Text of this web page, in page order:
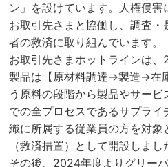
ン」を設けています。人権侵害
お取引先さまと協働し、調査
者の救済に取り組んでいます。
お取引先さまホットラインは
製品は【原材料調達→製造→在
う原料の段階から製品やサービ
での全プロセスであるサプラ
織に所属する従業員の方を対
（救済措置）として開設しまし
その後、2024年度よりグリー